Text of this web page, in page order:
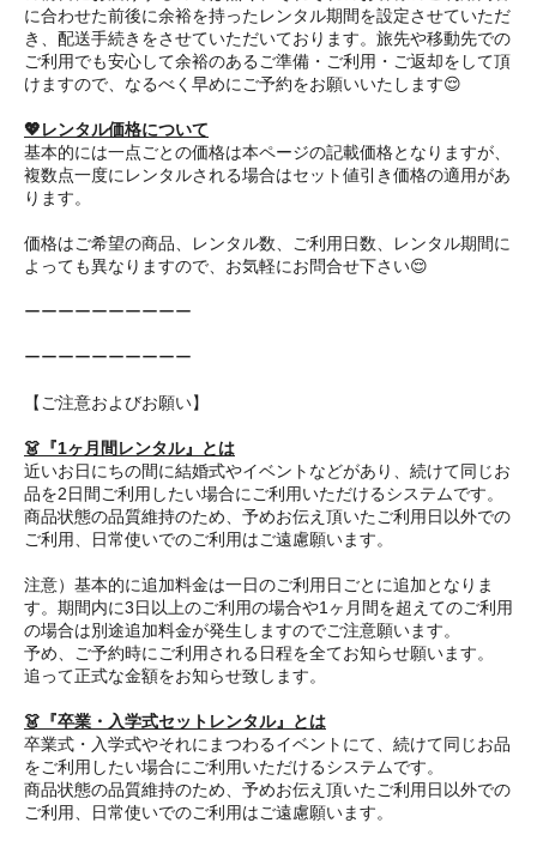
に合わせた前後に余裕を持ったレンタル期間を設定させていただ
き、配送手続きをさせていただいております。旅先や移動先での
ご利用でも安心して余裕のあるご準備・ご利用・ご返却をして頂
けますので、なるべく早めにご予約をお願いいたします😌
💖レンタル価格について
基本的には一点ごとの価格は本ページの記載価格となりますが、
複数点一度にレンタルされる場合はセット値引き価格の適用があ
ります。
価格はご希望の商品、レンタル数、ご利用日数、レンタル期間に
よっても異なりますので、お気軽にお問合せ下さい😌
ーーーーーーーーーー
ーーーーーーーーーー
【ご注意およびお願い】
👗『1ヶ月間レンタル』とは
近いお日にちの間に結婚式やイベントなどがあり、続けて同じお
品を2日間ご利用したい場合にご利用いただけるシステムです。
商品状態の品質維持のため、予めお伝え頂いたご利用日以外での
ご利用、日常使いでのご利用はご遠慮願います。
注意）基本的に追加料金は一日のご利用日ごとに追加となりま
す。期間内に3日以上のご利用の場合や1ヶ月間を超えてのご利用
の場合は別途追加料金が発生しますのでご注意願います。
予め、ご予約時にご利用される日程を全てお知らせ願います。
追って正式な金額をお知らせ致します。
👗『卒業・入学式セットレンタル』とは
卒業式・入学式やそれにまつわるイベントにて、続けて同じお品
をご利用したい場合にご利用いただけるシステムです。
商品状態の品質維持のため、予めお伝え頂いたご利用日以外での
ご利用、日常使いでのご利用はご遠慮願います。